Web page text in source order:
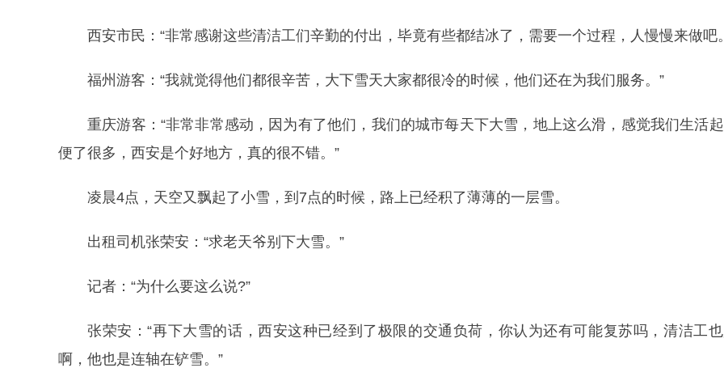
西安市民：“非常感谢这些清洁工们辛勤的付出，毕竟有些都结冰了，需要一个过程，人慢慢来做吧
福州游客：“我就觉得他们都很辛苦，大下雪天大家都很冷的时候，他们还在为我们服务。”
重庆游客：“非常非常感动，因为有了他们，我们的城市每天下大雪，地上这么滑，感觉我们生活
便了很多，西安是个好地方，真的很不错。”
凌晨4点，天空又飘起了小雪，到7点的时候，路上已经积了薄薄的一层雪。
出租司机张荣安：“求老天爷别下大雪。”
记者：“为什么要这么说?”
张荣安：“再下大雪的话，西安这种已经到了极限的交通负荷，你认为还有可能复苏吗，清洁工
啊，他也是连轴在铲雪。”